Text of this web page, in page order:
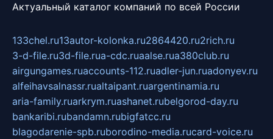
Актуальный каталог компаний по всей России
133chel.ru13autor-kolonka.ru2864420.ru2rich.ru
3-d-file.ru3d-file.rua-cdc.ruaalse.rua380club.ru
airgungames.ruaccounts-112.ruadler-jun.ruadonyev.ru
alfeihavsalnassr.rualtaipant.ruargentinamia.ru
aria-family.ruarkrym.ruashanet.rubelgorod-day.ru
bankaribi.rubandamn.rubigfatcc.ru
blagodarenie-spb.ruborodino-media.rucard-voice.ru